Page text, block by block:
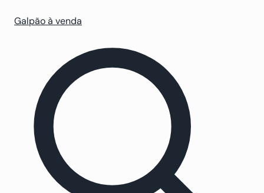
Galpão à venda